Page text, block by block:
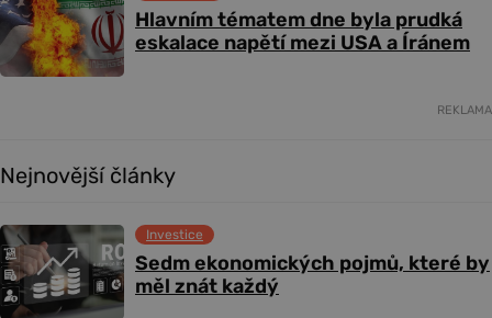
Hlavním tématem dne byla prudká
eskalace napětí mezi USA a Íránem
REKLAMA
Nejnovější články
Sedm ekonomických pojmů, které by
měl znát každý
Investice